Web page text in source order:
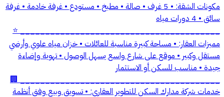
مكونات الشقة: • 5 غرف • صالة • مطبخ • مستودع • غرفة خادمة • غرفة
سائق • 4 دورات مياه
________________________________________ ⭐
مميزات العقار: • مساحة كبيرة مناسبة للعائلات • خزان مياه علوي وأرضي
مستقل وكبير • موقع على شارع واسع يسهل الوصول • تهوية وإضاءة
جيدة • مناسب للسكن أو الاستثمار
________________________________________ 🏢
خدمات شركة مدارك السكن للتطوير العقاري: • تسويق وبيع وفق أنظمة